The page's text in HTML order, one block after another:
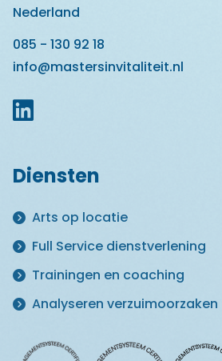
Nederland
085 - 130 92 18
info@mastersinvitaliteit.nl
Diensten
Arts op locatie
Full Service dienstverlening
Trainingen en coaching
Analyseren verzuimoorzaken